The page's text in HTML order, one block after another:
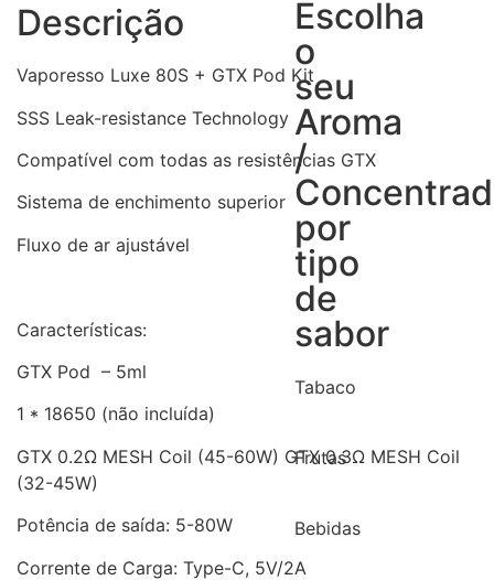
Escolha
o
seu
Aroma
/
por
tipo
de
sabor
Tabaco
Frutas
Bebidas
Descrição
Vaporesso Luxe 80S + GTX Pod Kit
SSS Leak-resistance Technology
Compatível com todas as resistências GTX
Sistema de enchimento superior
Fluxo de ar ajustável
Características:
GTX Pod – 5ml
1 * 18650 (não incluída)
GTX 0.2Ω MESH Coil (45-60W) GTX 0.3Ω MESH Coil
(32-45W)
Potência de saída: 5-80W
Corrente de Carga: Type-C, 5V/2A